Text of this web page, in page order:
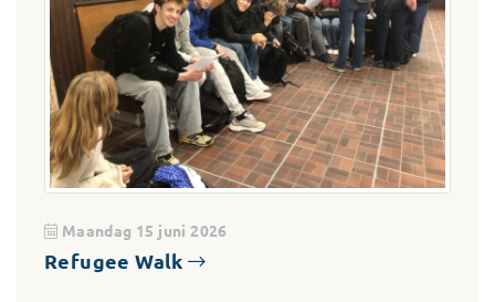
Maandag 15 juni 2026
Refugee Walk